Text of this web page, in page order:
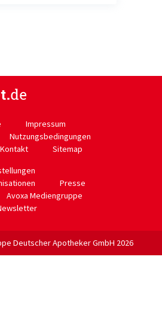
Impressum
Nutzungsbedingungen
Kontakt
Sitemap
Presse
Avoxa Mediengruppe
Deutscher Apotheker GmbH 2026